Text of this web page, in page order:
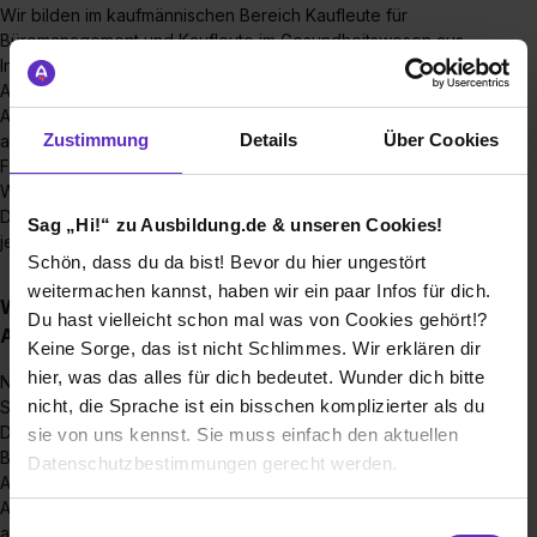
Zustimmung Details Über Cookies
Sag „Hi!“ zu Ausbildung.de & unseren Cookies!
Schön, dass du da bist! Bevor du hier ungestört
weitermachen kannst, haben wir ein paar Infos für dich.
Du hast vielleicht schon mal was von Cookies gehört!?
Keine Sorge, das ist nicht Schlimmes. Wir erklären dir
hier, was das alles für dich bedeutet. Wunder dich bitte
nicht, die Sprache ist ein bisschen komplizierter als du
sie von uns kennst. Sie muss einfach den aktuellen
Datenschutzbestimmungen gerecht werden.
Wir bilden im kaufmännischen Bereich Kaufleute für
Büromanagement und Kaufleute im Gesundheitswesen aus.
In der IT bilden wir Fachinformatiker*innen für
Anwendungsentwicklung und Systemintegration aus. Diese
Ausbildungsberufe können mit einem
ausbildungsintegrierten dualen Studium in den
Fachrichtungen BWL, Health Care Management oder
Wirtschaftsinformatik kombiniert werden.
Da wir generell bedarfsgerecht ausbilden, bieten wir nicht
jeden Beruf oder Studiengang jedes Jahr an.
Wie sieht der Bewerbungsprozess für eine
Ausbildungsstelle bei Ihnen aus?
Nach der Bewerbung über unser Bewerbermanagement-
System, startet die Auswahl anhand eines online Tests.
Danach veranstalten wir ein Assessemnet Center um die
Berwerber bei der Bewältigung verschiedener
Aufgabestellungen besser kennenzulernen.
Am Ende finden dann noch Vorstellungsgespräche statt,
anhand derer wir eine finale Entscheidung treffen.